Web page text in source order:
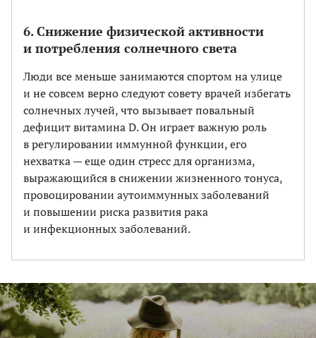
6. Снижение физической активности
и потребления солнечного света
Люди все меньше занимаются спортом на улице
и не совсем верно следуют совету врачей избегать
солнечных лучей, что вызывает повальный
дефицит витамина D. Он играет важную роль
в регулировании иммунной функции, его
нехватка — еще один стресс для организма,
выражающийся в снижении жизненного тонуса,
провоцировании аутоиммунных заболеваний
и повышении риска развития рака
и инфекционных заболеваний.